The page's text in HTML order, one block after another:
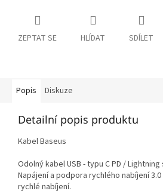
ZEPTAT SE HLÍDAT SDÍLET
Popis Diskuze
Detailní popis produktu
Kabel Baseus
Odolný kabel USB - typu C PD /
Napájení a podpora rychlého nabíjení
rychlé nabíjení.